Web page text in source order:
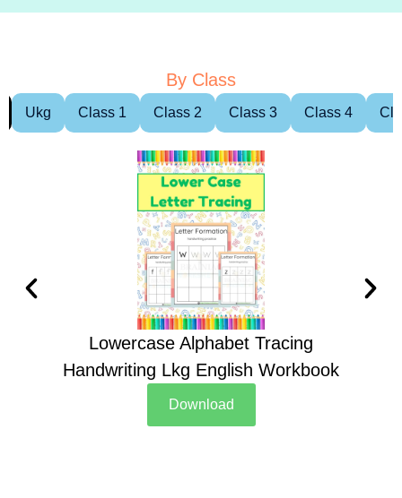
By Class
Ukg Class 1 Class 2 Class 3 Class 4
Lowercase Alphabet Tracing
Handwriting Lkg English Workbook
Download